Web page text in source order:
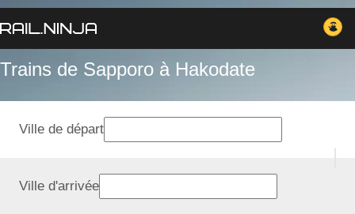
Trains de Sapporo à Hakodate
Ville de départ
Ville d'arrivée